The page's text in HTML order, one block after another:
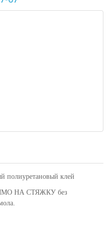
полиуретановый клей
НА СТЯЖКУ без